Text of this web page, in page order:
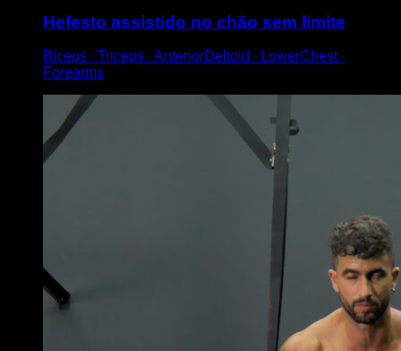
Hefesto assistido no chão sem limite
Biceps ∙ Triceps ∙ AnteriorDeltoid ∙ LowerChest ∙
Forearms